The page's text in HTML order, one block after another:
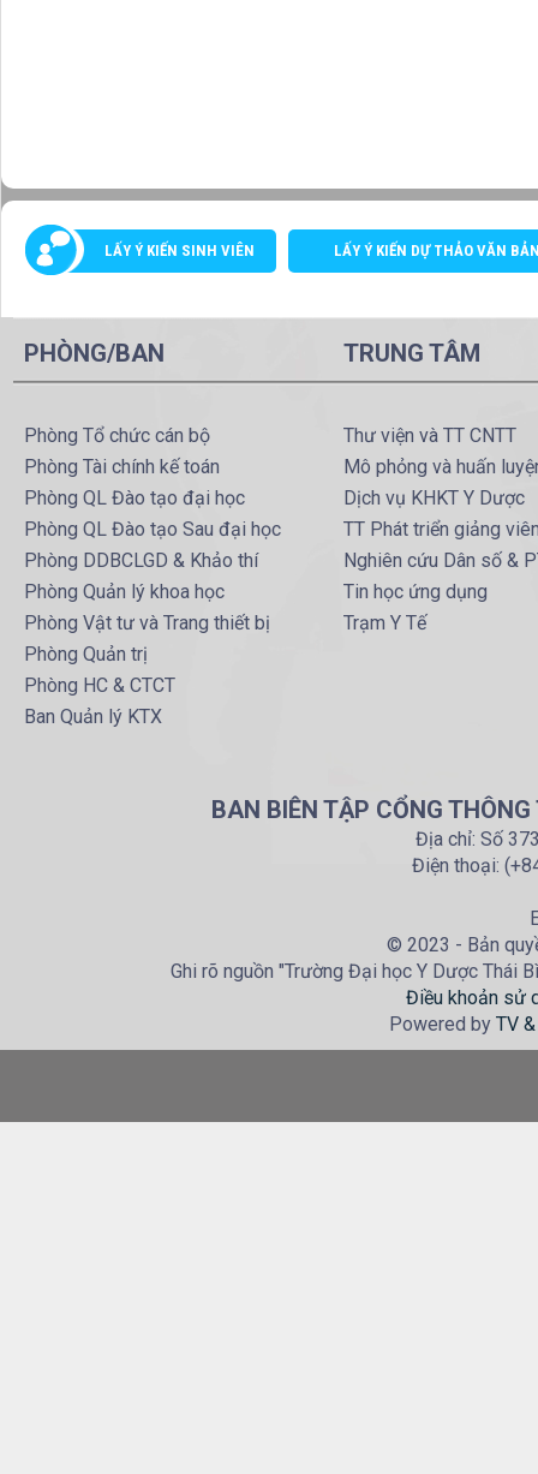
LẤY Ý KIẾN SINH VIÊN LẤY Ý KIẾN DỰ THẢO VĂN
PHÒNG/BAN
Phòng Tổ chức cán bộ
Phòng Tài chính kế toán
Phòng QL Đào tạo đại học
Phòng QL Đào tạo Sau đại học
Phòng DDBCLGD & Khảo thí
Phòng Quản lý khoa học
Phòng Vật tư và Trang thiết bị
Phòng Quản trị
Phòng HC & CTCT
Ban Quản lý KTX
TRUNG TÂM
Thư viện và TT CNTT
Mô phỏng và huấn
Dịch vụ KHKT Y Dược
TT Phát triển giảng
Nghiên cứu Dân số &
Tin học ứng dụng
Trạm Y Tế
BAN BIÊN TẬP CỔNG
Địa chỉ: Số
Điện thoại:
© 2023 - Bản
Ghi rõ nguồn "Trường Đại học Y Dược Thái
Điều khoản sử
Powered by TV